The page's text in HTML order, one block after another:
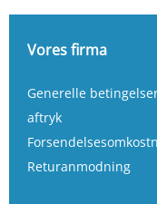
Vores firma
Generelle
aftryk
Returanmodning